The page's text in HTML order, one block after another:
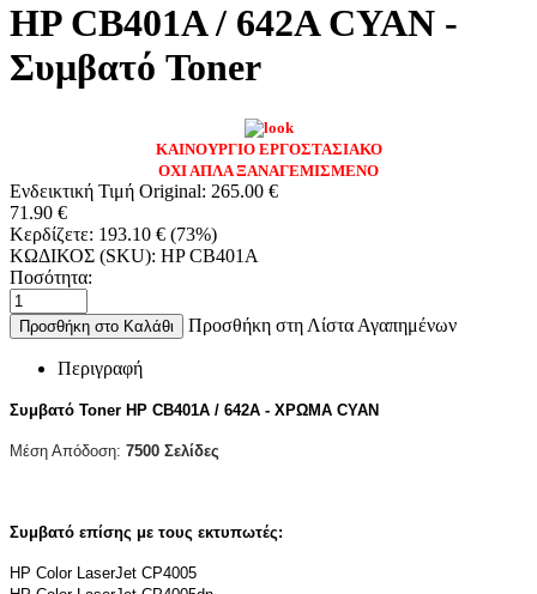
HP CB401A / 642A CYAN -
Συμβατό Toner
ΚΑΙΝΟΥΡΓΙΟ ΕΡΓΟΣΤΑΣΙΑΚΟ
ΟΧΙ ΑΠΛΑ ΞΑΝΑΓΕΜΙΣΜΕΝΟ
Ενδεικτική Τιμή Original: 265.00 €
71.90 €
Κερδίζετε: 193.10 € (73%)
ΚΩΔΙΚΟΣ (SKU): HP CB401A
Ποσότητα:
Προσθήκη στο Καλάθι Προσθήκη στη Λίστα Αγαπημένων
Περιγραφή
Συμβατό Toner HP CB401A / 642A - ΧΡΩΜΑ CYAN
Μέση Απόδοση: 7500 Σελίδες
Συμβατό επίσης με τους εκτυπωτές:
HP Color LaserJet CP4005